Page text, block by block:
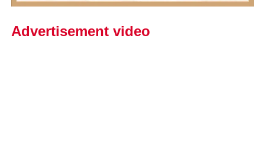
Advertisement video